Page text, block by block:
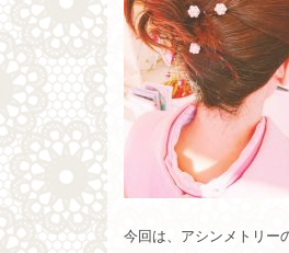
今回は、アシンメトリー